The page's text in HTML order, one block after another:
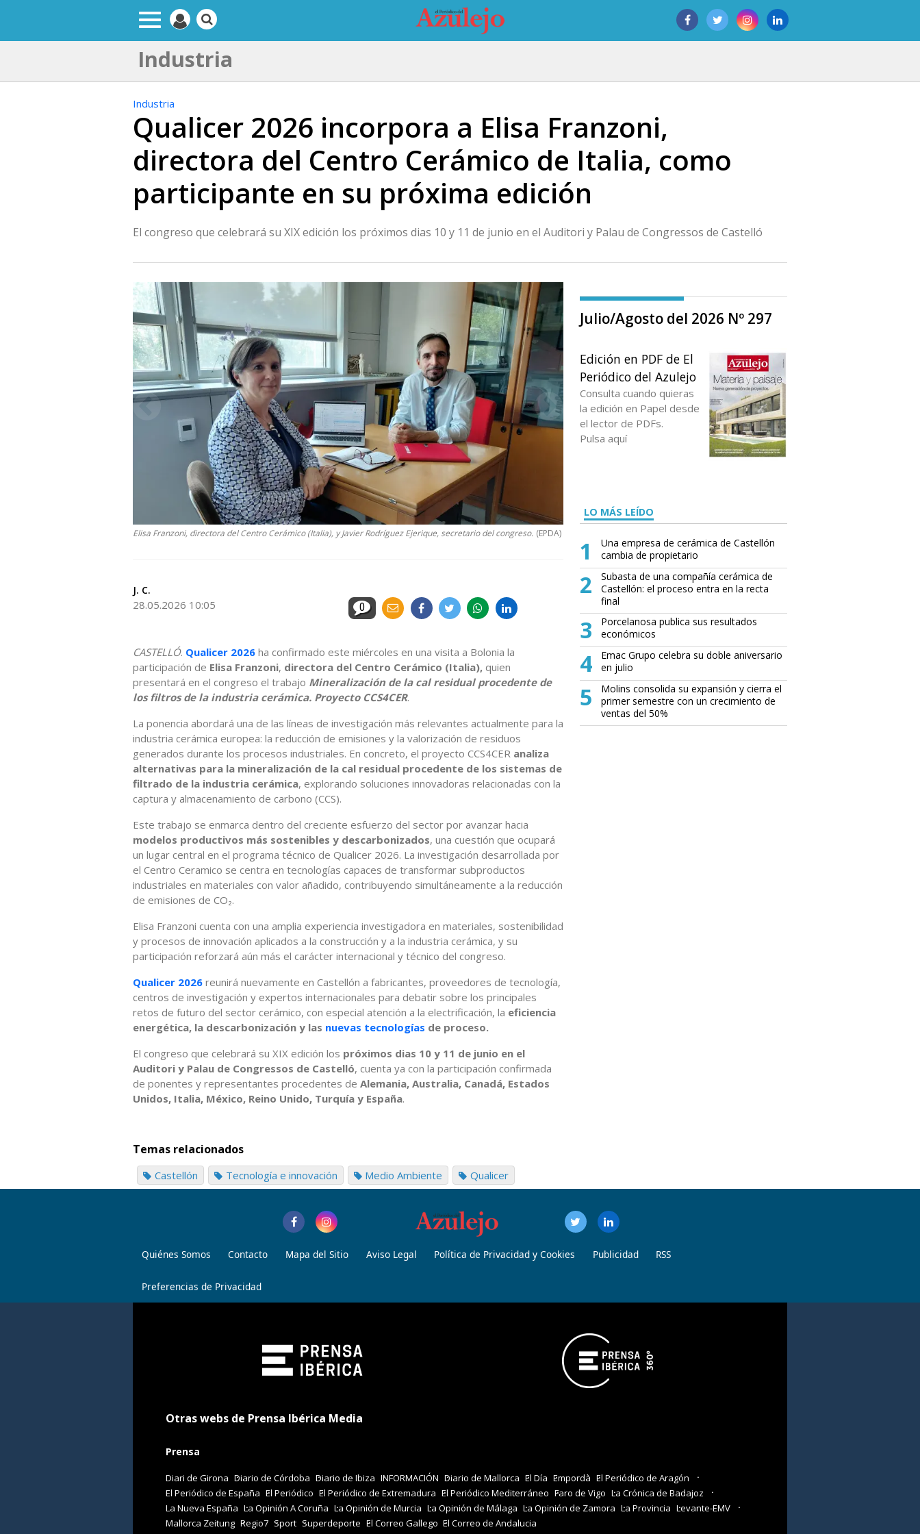
Industria
Industria
Qualicer 2026 incorpora a Elisa Franzoni,
directora del Centro Cerámico de Italia, como
participante en su próxima edición
El congreso que celebrará su XIX edición los próximos dias 10 y 11 de junio en el Auditori y Palau de Congressos de Castelló
Elisa Franzoni, directora del Centro Cerámico (Italia), y Javier Rodríguez Ejerique, secretario del congreso. (EPDA)
J. C.
28.05.2026 10:05 0
CASTELLÓ. Qualicer 2026 ha confirmado este miércoles en una visita a Bolonia la
participación de Elisa Franzoni, directora del Centro Cerámico (Italia), quien
presentará en el congreso el trabajo Mineralización de la cal residual procedente de
los filtros de la industria cerámica. Proyecto CCS4CER.
La ponencia abordará una de las líneas de investigación más relevantes actualmente para la
industria cerámica europea: la reducción de emisiones y la valorización de residuos
generados durante los procesos industriales. En concreto, el proyecto CCS4CER analiza
alternativas para la mineralización de la cal residual procedente de los sistemas de
filtrado de la industria cerámica, explorando soluciones innovadoras relacionadas con la
captura y almacenamiento de carbono (CCS).
Este trabajo se enmarca dentro del creciente esfuerzo del sector por avanzar hacia
modelos productivos más sostenibles y descarbonizados, una cuestión que ocupará
un lugar central en el programa técnico de Qualicer 2026. La investigación desarrollada por
el Centro Ceramico se centra en tecnologías capaces de transformar subproductos
industriales en materiales con valor añadido, contribuyendo simultáneamente a la reducción
de emisiones de CO₂.
Elisa Franzoni cuenta con una amplia experiencia investigadora en materiales, sostenibilidad
y procesos de innovación aplicados a la construcción y a la industria cerámica, y su
participación reforzará aún más el carácter internacional y técnico del congreso.
Qualicer 2026 reunirá nuevamente en Castellón a fabricantes, proveedores de tecnología,
centros de investigación y expertos internacionales para debatir sobre los principales
retos de futuro del sector cerámico, con especial atención a la electrificación, la eficiencia
energética, la descarbonización y las nuevas tecnologías de proceso.
El congreso que celebrará su XIX edición los próximos dias 10 y 11 de junio en el
Auditori y Palau de Congressos de Castelló, cuenta ya con la participación confirmada
de ponentes y representantes procedentes de Alemania, Australia, Canadá, Estados
Unidos, Italia, México, Reino Unido, Turquía y España.
Temas relacionados
Castellón Tecnología e innovación Medio Ambiente Qualicer
Julio/Agosto del 2026 Nº 297
Edición en PDF de El
Periódico del Azulejo
Consulta cuando quieras
la edición en Papel desde
el lector de PDFs.
Pulsa aquí
LO MÁS LEÍDO
1
Una empresa de cerámica de Castellón
cambia de propietario
2
Subasta de una compañía cerámica de
Castellón: el proceso entra en la recta
final
3
Porcelanosa publica sus resultados
económicos
4
Emac Grupo celebra su doble aniversario
en julio
5
Molins consolida su expansión y cierra el
primer semestre con un crecimiento de
ventas del 50%
Quiénes Somos Contacto Mapa del Sitio Aviso Legal Política de Privacidad y Cookies Publicidad RSS
Preferencias de Privacidad
Otras webs de Prensa Ibérica Media
Prensa
Diari de Girona Diario de Córdoba Diario de Ibiza INFORMACIÓN Diario de Mallorca El Día Empordà El Periódico de Aragón
El Periódico de España El Periódico El Periódico de Extremadura El Periódico Mediterráneo Faro de Vigo La Crónica de Badajoz
La Nueva España La Opinión A Coruña La Opinión de Murcia La Opinión de Málaga La Opinión de Zamora La Provincia Levante-EMV
Mallorca Zeitung Regio7 Sport Superdeporte El Correo Gallego El Correo de Andalucia